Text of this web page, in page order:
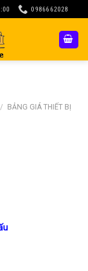
0986662028
/ BẢNG GIÁ THIẾT BỊ